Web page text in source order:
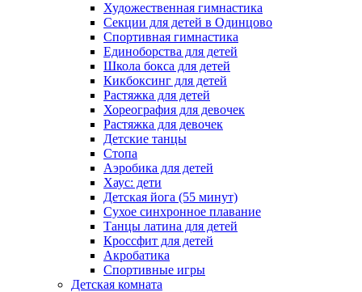
Художественная гимнастика
Секции для детей в Одинцово
Спортивная гимнастика
Единоборства для детей
Школа бокса для детей
Кикбоксинг для детей
Растяжка для детей
Хореография для девочек
Растяжка для девочек
Детские танцы
Стопа
Аэробика для детей
Хаус: дети
Детская йога (55 минут)
Сухое синхронное плавание
Танцы латина для детей
Кроссфит для детей
Акробатика
Спортивные игры
Детская комната